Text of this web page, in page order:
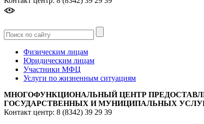
Физическим лицам
Юридическим лицам
Участники МФЦ
Услуги по жизненным ситуациям
МНОГОФУНКЦИОНАЛЬНЫЙ ЦЕНТР
ГОСУДАРСТВЕННЫХ И МУНИЦИПАЛЬНЫХ
Контакт центр: 8 (8342) 39 29 39